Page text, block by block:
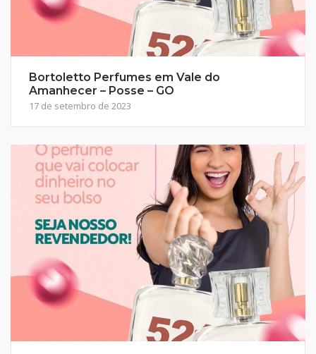
Bortoletto Perfumes em Vale do
Amanhecer – Posse – GO
17 de setembro de 2023